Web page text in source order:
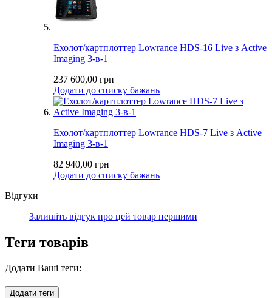
Ехолот/картплоттер Lowrance HDS-16 Live з Active
Imaging 3-в-1
237 600,00 грн
Додати до списку бажань
Ехолот/картплоттер Lowrance HDS-7 Live з Active
Imaging 3-в-1
82 940,00 грн
Додати до списку бажань
Відгуки
Залишіть відгук про цей товар першими
Теги товарів
Додати Ваші теги:
Додати теги